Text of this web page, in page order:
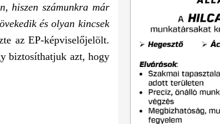
hiszen számunkra már
és olyan kincsek
az EP-képviselőjelölt.
biztosíthatjuk azt, hogy